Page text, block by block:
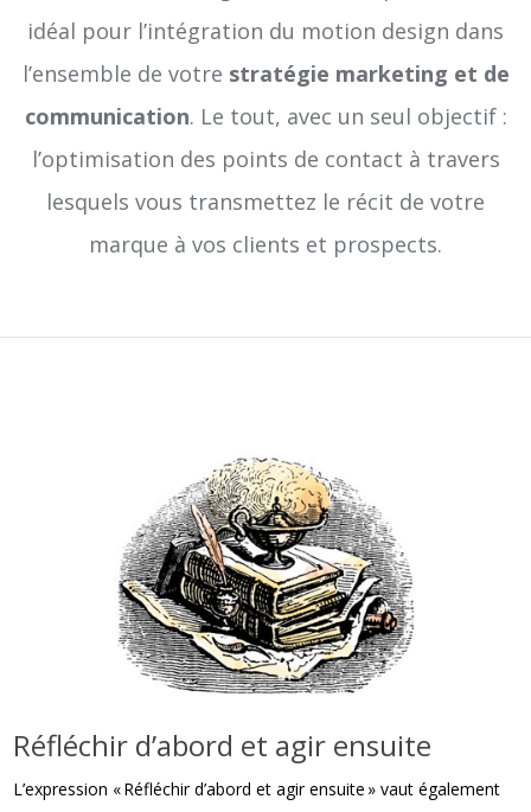
idéal pour l’intégration du motion design dans
l’ensemble de votre stratégie marketing et de
communication. Le tout, avec un seul objectif :
l’optimisation des points de contact à travers
lesquels vous transmettez le récit de votre
marque à vos clients et prospects.
Réfléchir d’abord et agir ensuite
L’expression « Réfléchir d’abord et agir ensuite » vaut également